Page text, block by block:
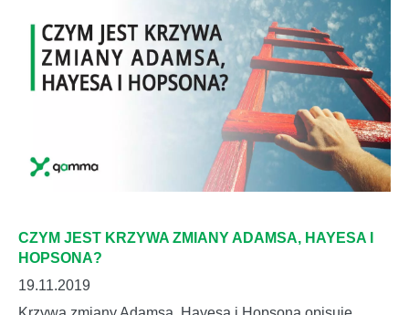
CZYM JEST KRZYWA ZMIANY ADAMSA, HAYESA I
HOPSONA?
19.11.2019